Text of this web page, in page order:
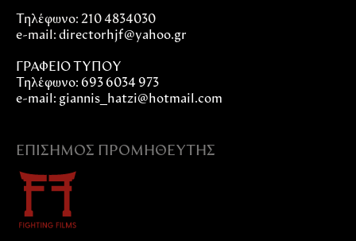
Τηλέφωνο: 210 4834030
e-mail: directorhjf@yahoo.gr
ΓΡΑΦΕΙΟ ΤΥΠΟΥ
Τηλέφωνο: 693 6034 973
e-mail: giannis_hatzi@hotmail.com
ΕΠΊΣΗΜΟΣ ΠΡΟΜΗΘΕΥΤΉΣ